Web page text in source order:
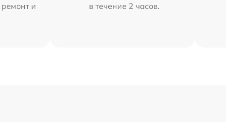
и
в течение 2 часов.